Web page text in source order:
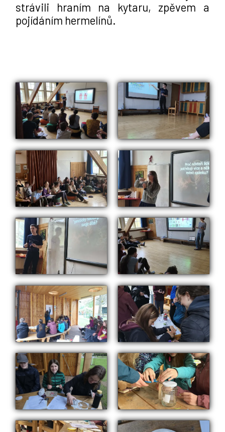
strávili hraním na kytaru, zpěvem a
pojídáním hermelínů.